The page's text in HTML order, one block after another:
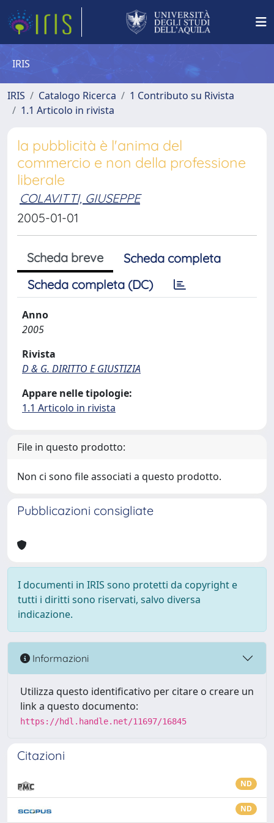
IRIS
IRIS Catalogo Ricerca
1 Contributo su Rivista
1.1 Articolo in rivista
la pubblicità è l'anima del
commercio e non della professione
liberale
COLAVITTI, GIUSEPPE
2005-01-01
Scheda breve
Scheda completa
Scheda completa (DC)
Anno
2005
Rivista
D & G. DIRITTO E GIUSTIZIA
Appare nelle tipologie:
1.1 Articolo in rivista
File in questo prodotto:
Non ci sono file associati a questo prodotto.
Pubblicazioni consigliate
I documenti in IRIS sono protetti da copyright e
tutti i diritti sono riservati, salvo diversa
indicazione.
Informazioni
Utilizza questo identificativo per citare o creare un
link a questo documento:
https://hdl.handle.net/11697/16845
Citazioni
ND
ND